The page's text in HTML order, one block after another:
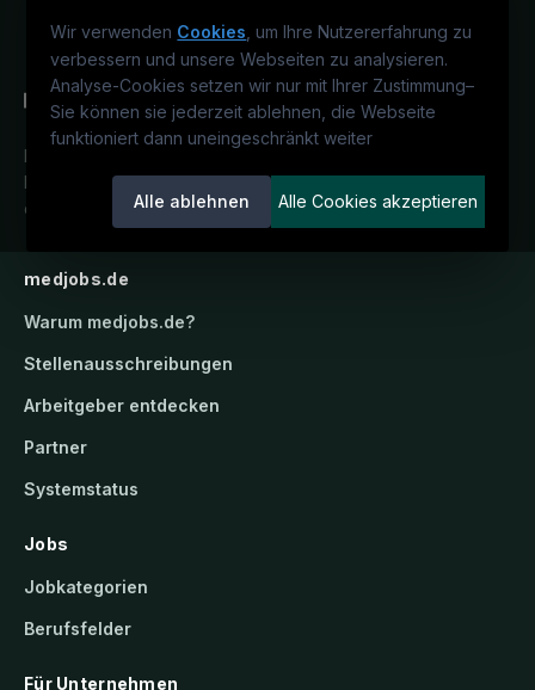
Wir verwenden Cookies , um Ihre Nutzererfahrung zu
verbessern und unsere Webseiten zu analysieren.
Analyse-Cookies setzen wir nur mit Ihrer Zustimmung–
Sie können sie jederzeit ablehnen, die Webseite
funktioniert dann uneingeschränkt weiter
Alle ablehnen Alle Cookies akzeptieren
Deutschlands medizinisches
Karriereportal.Ein Service der
candidatis GmbH.
medjobs.de
Warum medjobs.de?
Stellenausschreibungen
Arbeitgeber entdecken
Partner
Systemstatus
Jobs
Jobkategorien
Berufsfelder
Für Unternehmen